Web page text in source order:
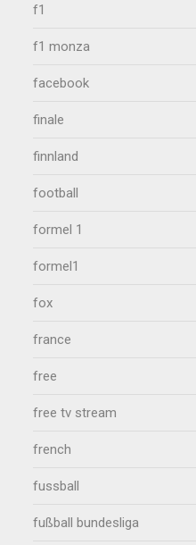
f1
f1 monza
facebook
finale
finnland
football
formel 1
formel1
fox
france
free
free tv stream
french
fussball
fußball bundesliga